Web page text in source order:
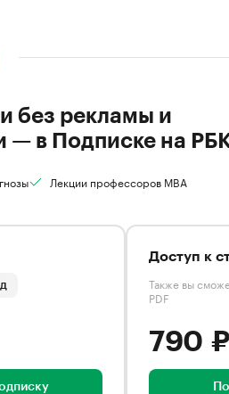
без рекламы и
— в Подписке на
Лекции профессоров MBA
Доступ к
Также вы
PDF
790 ₽